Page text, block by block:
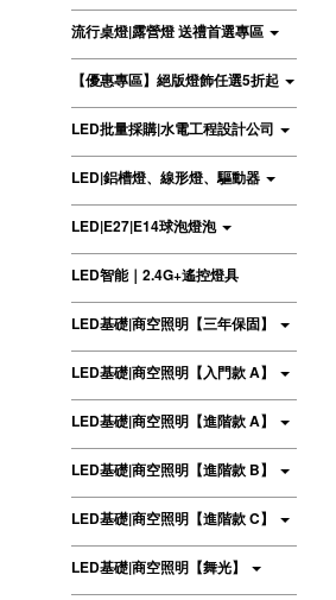
流行桌燈|露營燈 送禮首選專區
【優惠專區】絕版燈飾任選5折起
LED批量採購|水電工程設計公司
LED|鋁槽燈、線形燈、驅動器
LED|E27|E14球泡燈泡
LED智能｜2.4G+遙控燈具
LED基礎|商空照明【三年保固】
LED基礎|商空照明【入門款 A】
LED基礎|商空照明【進階款 A】
LED基礎|商空照明【進階款 B】
LED基礎|商空照明【進階款 C】
LED基礎|商空照明【舞光】